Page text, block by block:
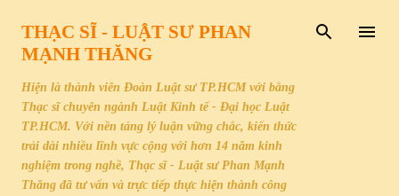
THẠC SĨ - LUẬT SƯ PHAN
MẠNH THĂNG
Hiện là thành viên Đoàn Luật sư TP.HCM với bằng
Thạc sĩ chuyên ngành Luật Kinh tế - Đại học Luật
TP.HCM. Với nền tảng lý luận vững chắc, kiến thức
trải dài nhiều lĩnh vực cộng với hơn 14 năm kinh
nghiệm trong nghề, Thạc sĩ - Luật sư Phan Mạnh
Thăng đã tư vấn và trực tiếp thực hiện thành công